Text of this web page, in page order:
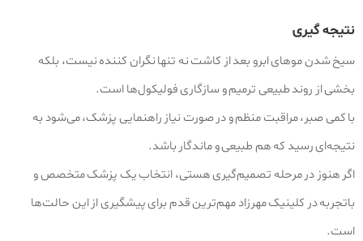
نتیجه‌ گیری
سیخ شدن موهای ابرو بعد از کاشت نه‌ تنها نگران‌ کننده نیست، بلکه
بخشی از روند طبیعی ترمیم و سازگاری فولیکول‌ها است.
با کمی صبر، مراقبت منظم و در صورت نیاز راهنمایی پزشک، می‌شود به
نتیجه‌ای رسید که هم طبیعی و ماندگار باشد.
اگر هنوز در مرحله تصمیم‌گیری هستی، انتخاب یک پزشک متخصص و
باتجربه در کلینیک مهرزاد مهم‌ترین قدم برای پیشگیری از این حالت‌ها
است.